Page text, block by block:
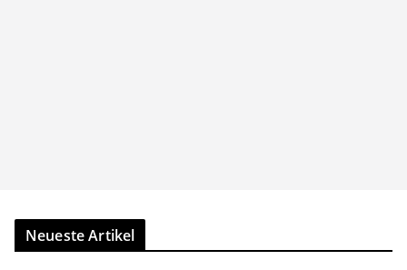
Neueste Artikel